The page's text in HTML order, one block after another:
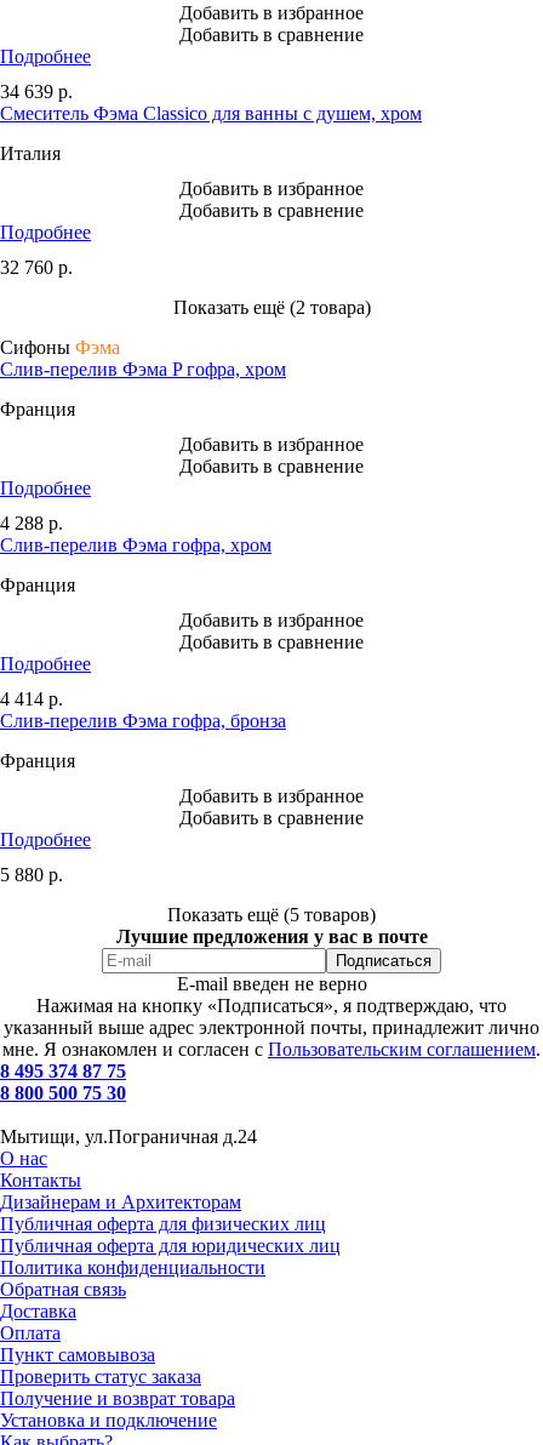
Добавить в избранное
Добавить в сравнение
Подробнее
34 639 р.
Смеситель Фэма Classico для ванны с душем, хром
Италия
Добавить в избранное
Добавить в сравнение
Подробнее
32 760 р.
Показать ещё (2 товара)
Сифоны Фэма
Слив-перелив Фэма P гофра, хром
Франция
Добавить в избранное
Добавить в сравнение
Подробнее
4 288 р.
Слив-перелив Фэма гофра, хром
Франция
Добавить в избранное
Добавить в сравнение
Подробнее
4 414 р.
Слив-перелив Фэма гофра, бронза
Франция
Добавить в избранное
Добавить в сравнение
Подробнее
5 880 р.
Показать ещё (5 товаров)
Лучшие предложения у вас в почте
E-mail введен не верно
Нажимая на кнопку «Подписаться», я подтверждаю, что
указанный выше адрес электронной почты, принадлежит лично
мне. Я ознакомлен и согласен с Пользовательским соглашением.
8 495 374 87 75
8 800 500 75 30
Мытищи, ул.Пограничная д.24
О нас
Контакты
Дизайнерам и Архитекторам
Публичная оферта для физических лиц
Публичная оферта для юридических лиц
Политика конфиденциальности
Обратная связь
Доставка
Оплата
Пункт самовывоза
Проверить статус заказа
Получение и возврат товара
Установка и подключение